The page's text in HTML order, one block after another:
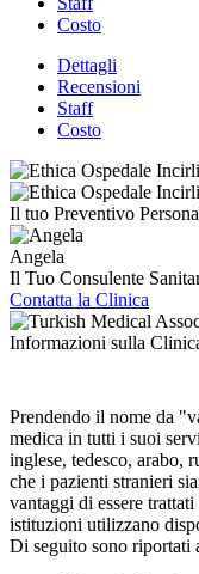
Costo
Dettagli
Recensioni
Staff
Costo
Il tuo Preventivo
Angela
Il Tuo Consulente
Contatta la Clinica
Informazioni sulla
Prendendo il nome da
medica in tutti i suoi
inglese, tedesco, arabo,
che i pazienti stranieri
vantaggi di essere
istituzioni utilizzano
Di seguito sono riportati